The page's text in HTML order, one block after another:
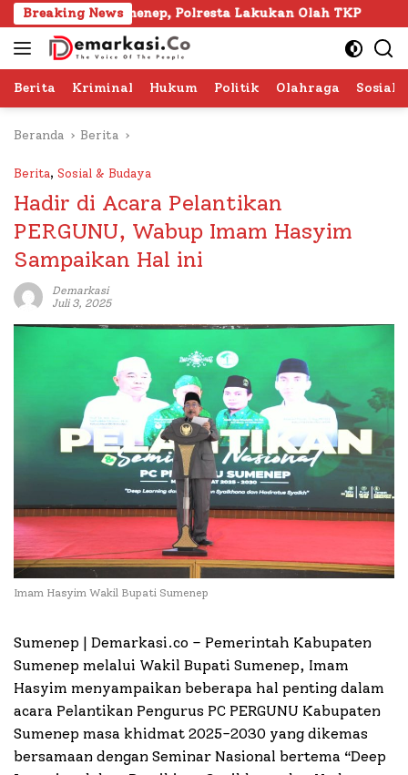
Langsung
ke
konten
Breaking NewsPolresta Lakukan Olah TKP 103 Kafilah
Berita Kriminal Hukum Politik Olahraga Sosial
Beranda Berita
Berita, Sosial & Budaya
Hadir di Acara Pelantikan
PERGUNU, Wabup Imam Hasyim
Sampaikan Hal ini
Demarkasi
Juli 3, 2025
Imam Hasyim Wakil Bupati Sumenep
Sumenep | Demarkasi.co – Pemerintah Kabupaten
Sumenep melalui Wakil Bupati Sumenep, Imam
Hasyim menyampaikan beberapa hal penting dalam
acara Pelantikan Pengurus PC PERGUNU Kabupaten
Sumenep masa khidmat 2025-2030 yang dikemas
bersamaan dengan Seminar Nasional bertema “Deep